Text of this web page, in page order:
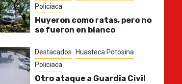
Policiaca
Huyeron como ratas, pero no
se fueron en blanco
Destacados
Huasteca Potosina
Policiaca
Otro ataque a Guardia Civil